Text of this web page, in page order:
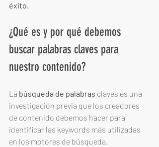
éxito.
¿Qué es y por qué debemos
buscar palabras claves para
nuestro contenido?
La búsqueda de palabras claves es una
investigación previa que los creadores
de contenido debemos hacer para
identificar las keywords más utilizadas
en los motores de búsqueda.